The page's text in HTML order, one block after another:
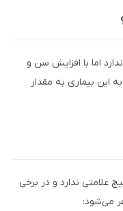
اما با افزایش سن و
ابتلا به این بیماری به مقدار
علامتی ندارد و در برخی
می‌شود: